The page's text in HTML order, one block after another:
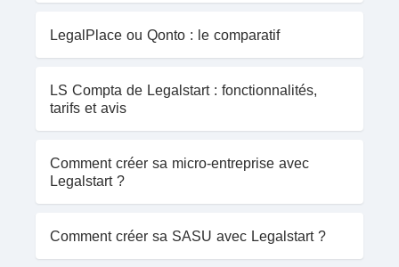
LegalPlace ou Qonto : le comparatif
LS Compta de Legalstart : fonctionnalités,
tarifs et avis
Comment créer sa micro-entreprise avec
Legalstart ?
Comment créer sa SASU avec Legalstart ?